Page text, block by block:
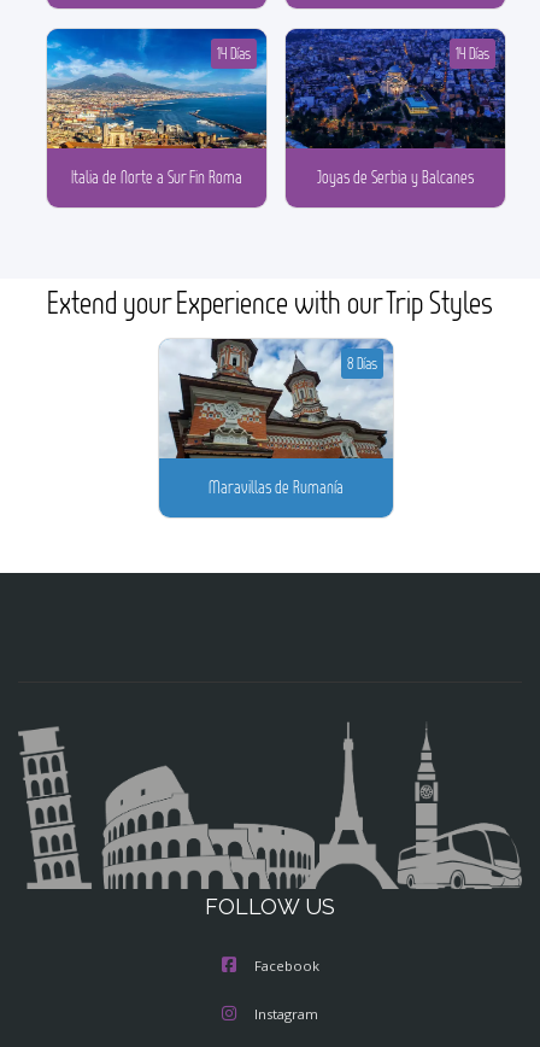
Italia de Norte a Sur Fin Roma
14 Días
Joyas de Serbia y Balcanes
14 Días
Extend your Experience with our Trip Styles
Maravillas de Rumanía
8 Días
FOLLOW US
Facebook
Instagram